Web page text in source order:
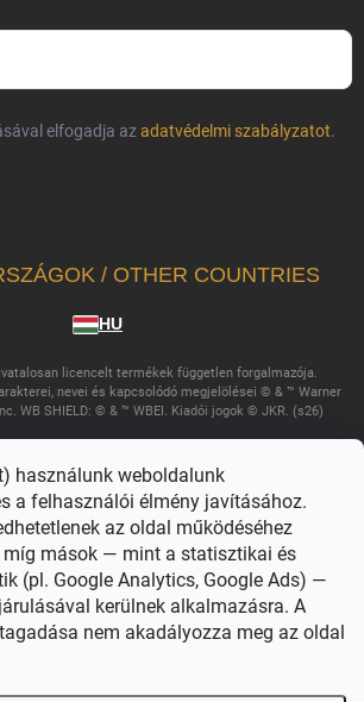
használunk weboldalunk
a felhasználói élmény javításához.
az oldal működéséhez
míg mások — mint a statisztikai és
(pl. Google Analytics, Google Ads) —
kerülnek alkalmazásra. A
nem akadályozza meg az oldal
elfogadja azadatvédelmi szabályzatot.
/ OTHER COUNTRIES
HU
licencelt termékek független forgalmazója.
nevei és kapcsolódó megjelölései © & ™ Warner
WB SHIELD: © & ™ WBEI. Kiadói jogok © JKR. (s26)
. Minden jog fenntartva.Süti beállítások
szerkesztése